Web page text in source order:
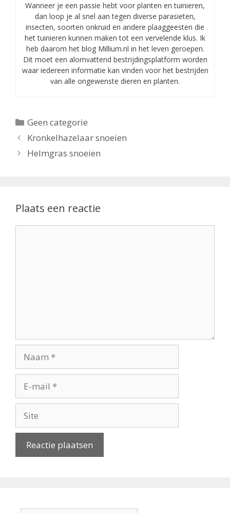
Wanneer je een passie hebt voor planten en tuinieren,
dan loop je al snel aan tegen diverse parasieten,
insecten, soorten onkruid en andere plaaggeesten die
het tuinieren kunnen maken tot een vervelende klus. Ik
heb daarom het blog Millium.nl in het leven geroepen.
Dit moet een alomvattend bestrijdingsplatform worden
waar iedereen informatie kan vinden voor het bestrijden
van alle ongewenste dieren en planten.
Categorieën
Geen categorie
Kronkelhazelaar snoeien
Helmgras snoeien
Plaats een reactie
mail